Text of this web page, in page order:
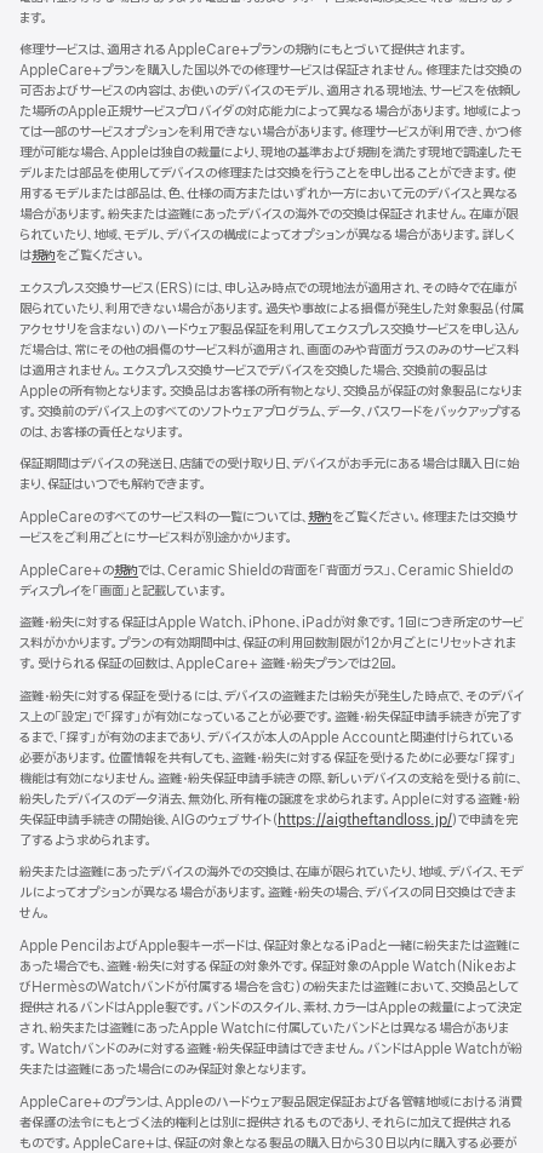
ン
ド
ウ
で
開
き
ま
す）
ます。
修理サービスは、適用されるAppleCare+プランの規約にもとづいて提供されます。
AppleCare+プランを購入した国以外での修理サービスは保証されません。修理または交換の
可否およびサービスの内容は、お使いのデバイスのモデル、適用される現地法、サービスを依頼し
た場所のApple正規サービスプロバイダの対応能力によって異なる場合があります。地域によっ
ては一部のサービスオプションを利用できない場合があります。修理サービスが利用でき、かつ修
理が可能な場合、Appleは独自の裁量により、現地の基準および規制を満たす現地で調達したモ
デルまたは部品を使用してデバイスの修理または交換を行うことを申し出ることができます。使
用するモデルまたは部品は、色、仕様の両方またはいずれか一方において元のデバイスと異なる
場合があります。紛失または盗難にあったデバイスの海外での交換は保証されません。在庫が限
られていたり、地域、モデル、デバイスの構成によってオプションが異なる場合があります。詳しく
は規約（新
ウ
イ
ン
ド
ウ
で
開
き
ま
す）
をご覧ください。
エクスプレス交換サービス（ERS）には、申し込み時点での現地法が適用され、その時々で在庫が
限られていたり、利用できない場合があります。過失や事故による損傷が発生した対象製品（付属
アクセサリを含まない）のハードウェア製品保証を利用してエクスプレス交換サービスを申し込ん
だ場合は、常にその他の損傷のサービス料が適用され、画面のみや背面ガラスのみのサービス料
は適用されません。エクスプレス交換サービスでデバイスを交換した場合、交換前の製品は
Appleの所有物となります。交換品はお客様の所有物となり、交換品が保証の対象製品になりま
す。交換前のデバイス上のすべてのソフトウェアプログラム、データ、パスワードをバックアップする
のは、お客様の責任となります。
保証期間はデバイスの発送日、店舗での受け取り日、デバイスがお手元にある場合は購入日に始
まり、保証はいつでも解約できます。
AppleCareのすべてのサービス料の一覧については、規約（新
イ
ド
ウ
で
き
ま
す）
をご覧ください。修理または交換サ
ービスをご利用ごとにサービス料が別途かかります。
AppleCare+の規約（新
規
イ
ン
ド
ウ
で
開
き
ま
す）
では、Ceramic Shieldの背面を「背面ガラス」、Ceramic Shieldの
ディスプレイを「画面」と記載しています。
盗難・紛失に対する保証はApple Watch、iPhone、iPadが対象です。1回につき所定のサービ
ス料がかかります。プランの有効期間中は、保証の利用回数制限が12か月ごとにリセットされま
す。受けられる保証の回数は、AppleCare+ 盗難・紛失プランでは2回。
盗難・紛失に対する保証を受けるには、デバイスの盗難または紛失が発生した時点で、そのデバイ
ス上の「設定」で「探す」が有効になっていることが必要です。盗難・紛失保証申請手続きが完了す
るまで、「探す」が有効のままであり、デバイスが本人のApple Accountと関連付けられている
必要があります。位置情報を共有しても、盗難・紛失に対する保証を受けるために必要な「探す」
機能は有効になりません。盗難・紛失保証申請手続きの際、新しいデバイスの支給を受ける前に、
紛失したデバイスのデータ消去、無効化、所有権の譲渡を求められます。Appleに対する盗難・紛
失保証申請手続きの開始後、AIGのウェブサイト（https://aigtheftandloss.jp/）で申請を完
了するよう求められます。
紛失または盗難にあったデバイスの海外での交換は、在庫が限られていたり、地域、デバイス、モデ
ルによってオプションが異なる場合があります。盗難・紛失の場合、デバイスの同日交換はできま
せん。
Apple PencilおよびApple製キーボードは、保証対象となるiPadと一緒に紛失または盗難に
あった場合でも、盗難・紛失に対する保証の対象外です。保証対象のApple Watch（Nikeおよ
びHermèsのWatchバンドが付属する場合を含む）の紛失または盗難において、交換品として
提供されるバンドはApple製です。バンドのスタイル、素材、カラーはAppleの裁量によって決定
され、紛失または盗難にあったApple Watchに付属していたバンドとは異なる場合がありま
す。Watchバンドのみに対する盗難・紛失保証申請はできません。バンドはApple Watchが紛
失または盗難にあった場合にのみ保証対象となります。
AppleCare+のプランは、Appleのハードウェア製品限定保証および各管轄地域における消費
者保護の法令にもとづく法的権利とは別に提供されるものであり、それらに加えて提供される
ものです。AppleCare+は、保証の対象となる製品の購入日から30日以内に購入する必要が